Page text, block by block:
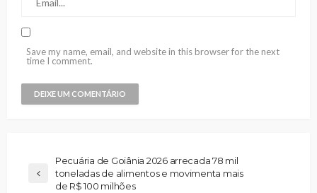
Save my name, email, and website in this browser for the next
time I comment.
Pecuária de Goiânia 2026 arrecada 78 mil
toneladas de alimentos e movimenta mais
de R$ 100 milhões